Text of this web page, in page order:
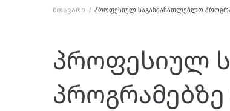
მთავარი / პროფესიულ საგანმანათლებლო
პროფესიულ